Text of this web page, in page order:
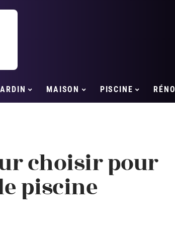
MAISON PISCINE
choisir pour
piscine